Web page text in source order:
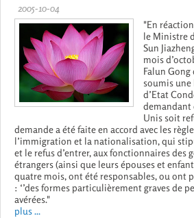
2005-10-04
"En
le Ministre
Sun
mois
Falun
soumis une
d’Etat
demandant
Unis soit
demande a été faite en accord avec les
l’immigration et la nationalisation, qui
et le refus d’entrer, aux fonctionnaires des
étrangers (ainsi que leurs épouses et
quatre mois, ont été responsables, ou ont
: ‘’des formes particulièrement graves de
avérées."
plus ...